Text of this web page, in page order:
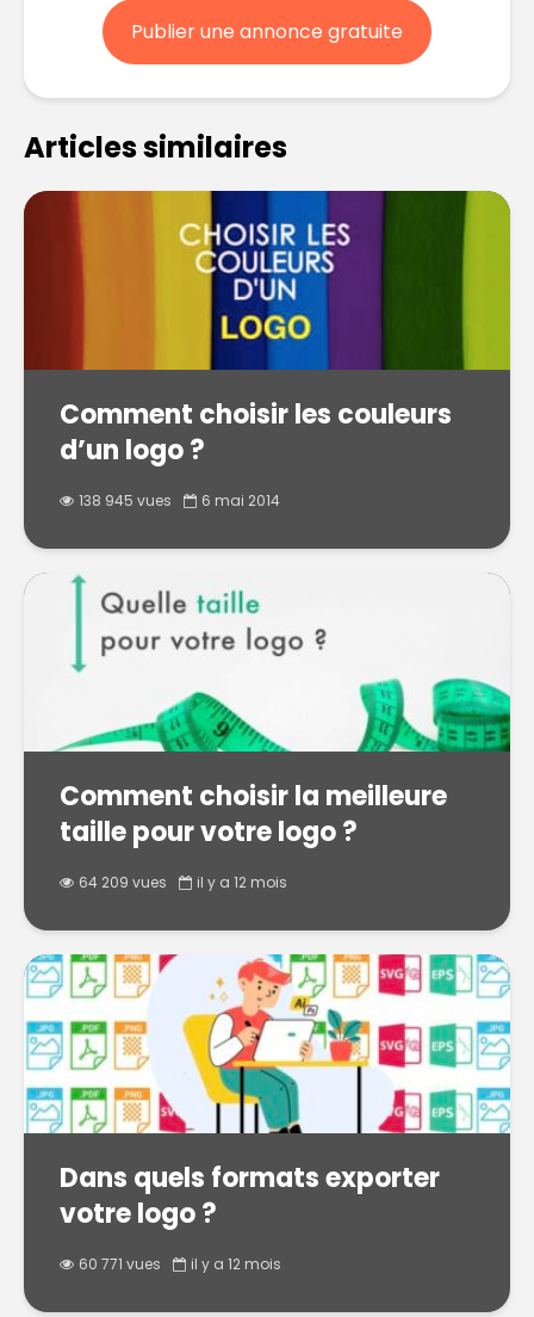
Publier une annonce gratuite
Articles similaires
Comment choisir les couleurs
d’un logo ?
138 945 vues 6 mai 2014
Comment choisir la meilleure
taille pour votre logo ?
64 209 vues il y a 12 mois
Dans quels formats exporter
votre logo ?
60 771 vues il y a 12 mois